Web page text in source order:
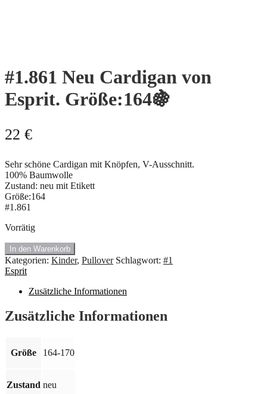
#1.861 Neu Cardigan von
Esprit. Größe:164🍇
22 €
Sehr schöne Cardigan mit Knöpfen, V-Ausschnitt.
100% Baumwolle
Zustand: neu mit Etikett
Größe:164
#1.861
Vorrätig
#1.861
Neu
Cardigan
von
Esprit.
🍇
Menge
In den Warenkorb
Kategorien: Kinder, Pullover Schlagwort: #1
Esprit
Zusätzliche Informationen
Zusätzliche Informationen
Größe 164-170
Zustand neu